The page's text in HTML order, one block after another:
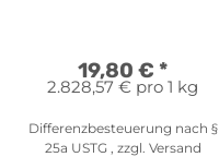
19,80 € *
2.828,57 € pro 1 kg
Differenzbesteuerung nach §
25a USTG , zzgl. Versand